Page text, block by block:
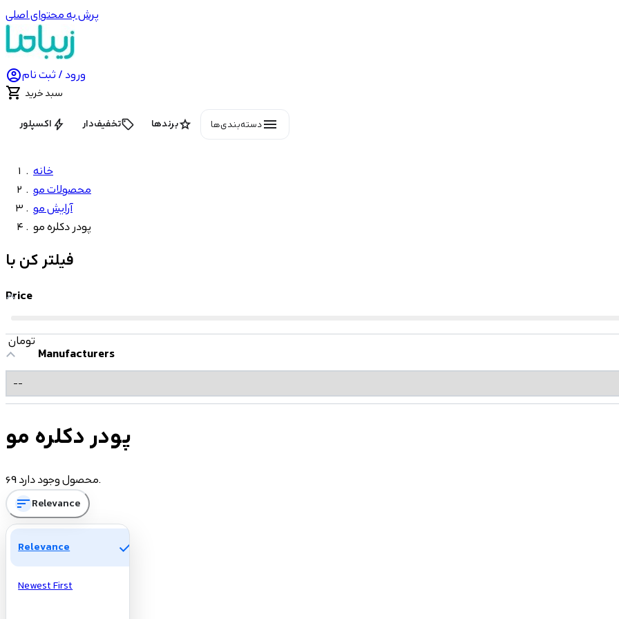
پرش به محتوای اصلی
ورود / ثبت نام
 سبد خرید
menuدسته‌بندی‌ها starبرندها local_offerتخفیف‌دار boltاکسپلور
خانه
محصولات مو
آرایش مو
پودر دکلره مو
فیلتر کن با
Price
تومان
Manufacturers
پودر دکلره مو
69 محصول وجود دارد.
sortRelevance
Relevance check
Newest First